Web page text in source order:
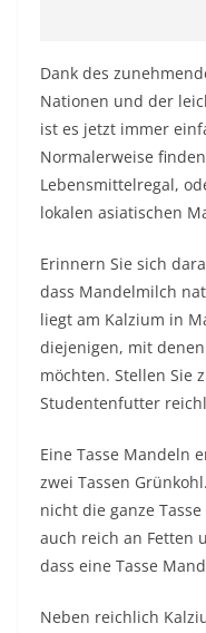
Dank des
Nationen und der
ist es jetzt immer
Normalerweise
Lebensmittelregal,
lokalen asiatischen
Erinnern Sie sich
dass Mandelmilch
liegt am Kalzium in
diejenigen, mit
möchten. Stellen Sie
Studentenfutter
Eine Tasse Mandeln
zwei Tassen
nicht die ganze
auch reich an Fetten
dass eine Tasse
Neben reichlich